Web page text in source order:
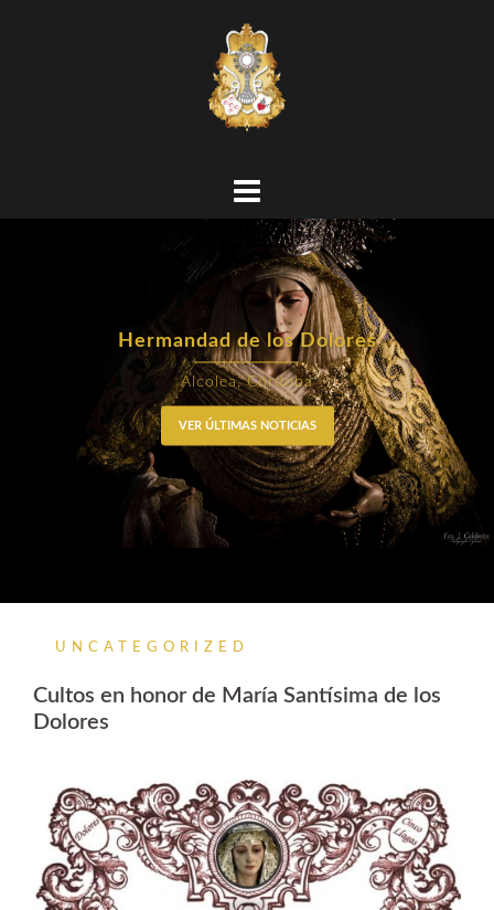
Hermandad de los Dolores
Alcolea, Córdoba
VER ÚLTIMAS NOTICIAS
UNCATEGORIZED
Cultos en honor de María Santísima de los
Dolores